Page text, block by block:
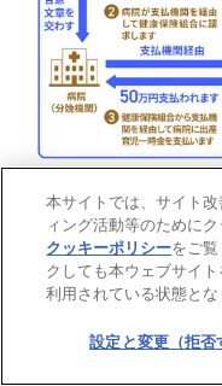
一般的には、妊婦など
一時金の請求と受け取
る方々が多いです。出
給されるため、退院時
「受取代理制度」はご
本サイトでは、サイト
ィング活動等のために
クッキーポリシーをご
クしても本ウェブサイ
利用されている状態とな
設定と変更（拒否